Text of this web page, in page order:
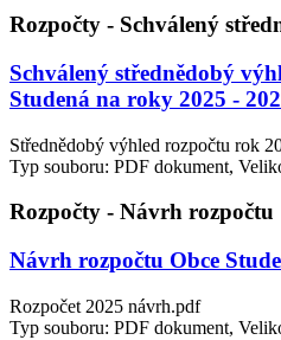
Rozpočty - Schválený
Schválený střednědobý
Studená na roky 2025 -
Střednědobý výhled rozpočtu rok
Typ souboru: PDF dokument,
Rozpočty - Návrh rozpočtu
Návrh rozpočtu Obce
Rozpočet 2025 návrh.pdf
Typ souboru: PDF dokument,